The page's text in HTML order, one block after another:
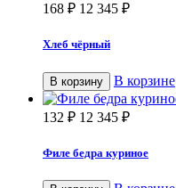
168 ₽ 12 345 ₽
Хлеб чёрный
В корзину В корзине
132 ₽ 12 345 ₽
Филе бедра куриное